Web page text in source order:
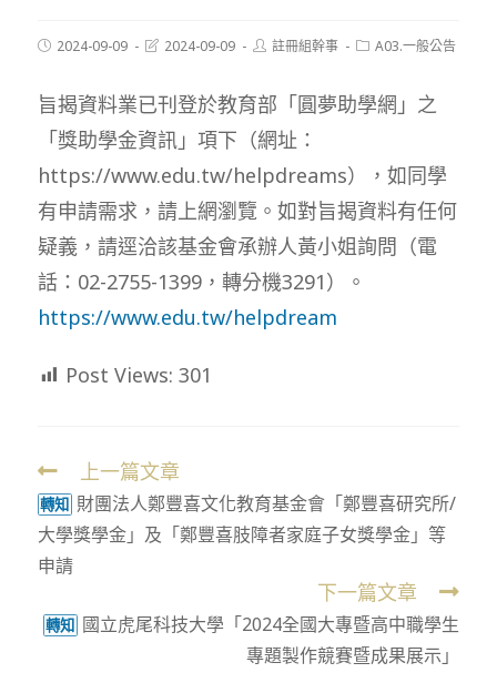
Post2024-09-09
Post2024-09-09
Post註冊組幹事
PostA03.一般公告
旨揭資料業已刊登於教育部「圓夢助學網」之
「獎助學金資訊」項下（網址：
https://www.edu.tw/helpdreams），如同學
有申請需求，請上網瀏覽。如對旨揭資料有任何
疑義，請逕洽該基金會承辦人黃小姐詢問（電
話：02-2755-1399，轉分機3291）。
https://www.edu.tw/helpdream
Post Views: 301
Read
more
articles
上一篇文章
轉知 財團法人鄭豐喜文化教育基金會「鄭豐喜研究所/
大學獎學金」及「鄭豐喜肢障者家庭子女獎學金」等
申請
下一篇文章
轉知 國立虎尾科技大學「2024全國大專暨高中職學生
專題製作競賽暨成果展示」